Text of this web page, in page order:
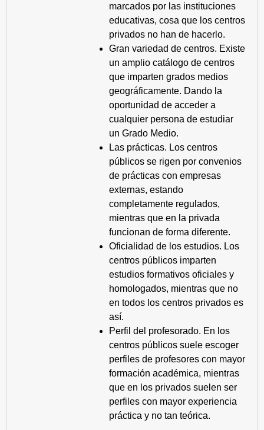
marcados por las instituciones
educativas, cosa que los centros
privados no han de hacerlo.
Gran variedad de centros. Existe
un amplio catálogo de centros
que imparten grados medios
geográficamente. Dando la
oportunidad de acceder a
cualquier persona de estudiar
un Grado Medio.
Las prácticas. Los centros
públicos se rigen por convenios
de prácticas con empresas
externas, estando
completamente regulados,
mientras que en la privada
funcionan de forma diferente.
Oficialidad de los estudios. Los
centros públicos imparten
estudios formativos oficiales y
homologados, mientras que no
en todos los centros privados es
así.
Perfil del profesorado. En los
centros públicos suele escoger
perfiles de profesores con mayor
formación académica, mientras
que en los privados suelen ser
perfiles con mayor experiencia
práctica y no tan teórica.